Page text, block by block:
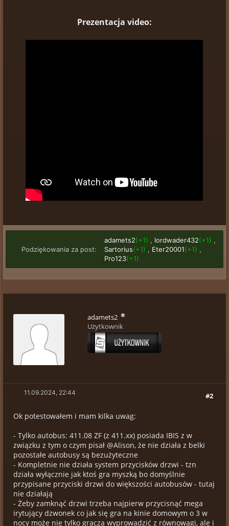
Prezentacja video:
Podziękowania za post:
adamets2(+1) , lordwader432(+1) ,
Sartorius(+1) , Eter20001(+1) ,
Pro123(+1)
adamets2
Użytkownik
#2
11.09.2024, 22:44
Ok potestowałem i mam kilka uwag:
- Tylko autobus: 411.08 ZF (z 411.xx) posiada IBIS z w
związku z tym o czym pisał @Alison, że nie działa z belki
pozostałe autobusy są bezużyteczne
- Kompletnie nie działa system przycisków drzwi - tzn
działa wyłącznie jak ktoś gra myszką bo domyślnie
przypisane przyciski drzwi do większości autobusów - tutaj
nie działają
- Żeby zamknąć drzwi trzeba najpierw przycisnąć mega
irytujący dzwonek co jak się gra na kinie domowym o 3 w
nocy może nie tylko gracza wyprowadzić z równowagi, ale i